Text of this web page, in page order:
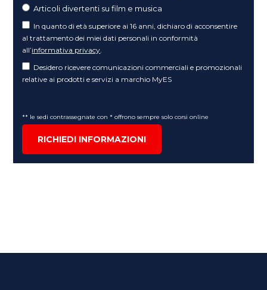
Articoli divertenti su film e musica
In quanto di età superiore ai 16 anni, dichiaro di acconsentire
al trattamento dei miei dati personali in conformità
all’informativa privacy
Desidero ricevere comunicazioni commerciali e promozionali
relative ai prodotti e servizi a marchio MyES
** le sedi contrassegnate con * offrono sempre solo corsi online
RICHIEDI INFORMAZIONI